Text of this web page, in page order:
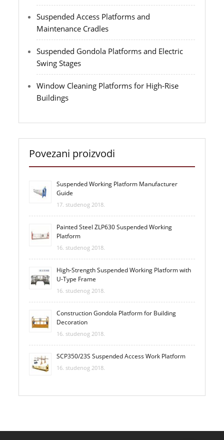
Suspended Access Platforms and
Maintenance Cradles
Suspended Gondola Platforms and Electric
Swing Stages
Window Cleaning Platforms for High-Rise
Buildings
Povezani proizvodi
Suspended Working Platform Manufacturer
Guide
17. studenog 2018.
Painted Steel ZLP630 Suspended Working
Platform
16. studenog 2018.
High-Strength Suspended Working Platform with
U-Type Frame
16. studenog 2018.
Construction Gondola Platform for Building
Decoration
16. studenog 2018.
SCP350/23S Suspended Access Work Platform
16. studenog 2018.